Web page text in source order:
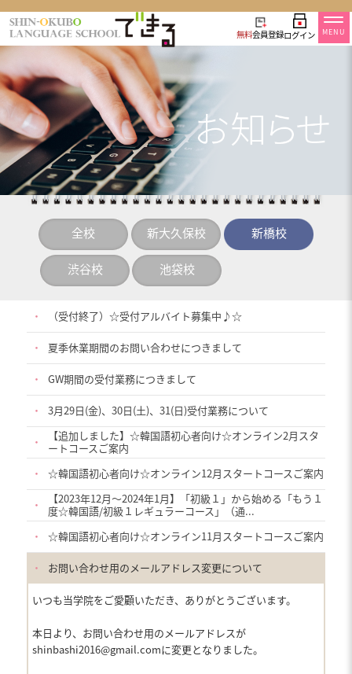
無料会員登録ログイン MENU
全校 新大久保校 新橋校
渋谷校 池袋校
・ （受付終了）☆受付アルバイト募集中♪☆
・ 夏季休業期間のお問い合わせにつきまして
・ GW期間の受付業務につきまして
・ 3月29日(金)、30日(土)、31(日)受付業務について
・
【追加しました】☆韓国語初心者向け☆オンライン2月スタ
ートコースご案内
・
☆韓国語初心者向け☆オンライン12月スタートコースご案内
・
【2023年12月〜2024年1月】「初級１」から始める「もう１
度☆韓国語/初級１レギュラーコース」（通...
・
☆韓国語初心者向け☆オンライン11月スタートコースご案内
・ お問い合わせ用のメールアドレス変更について
いつも当学院をご愛顧いただき、ありがとうございます。
本日より、お問い合わせ用のメールアドレスが
shinbashi2016@gmail.comに変更となりました。